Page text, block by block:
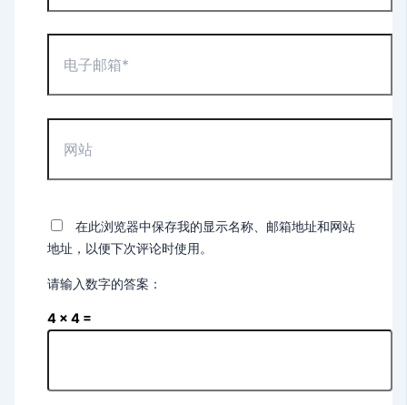
称
*
箱
在此浏览器中保存我的显示名称、邮箱地址和网站
地址，以便下次评论时使用。
请输入数字的答案：
4 × 4 =